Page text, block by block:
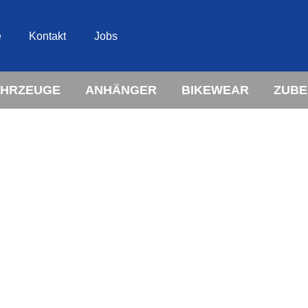
Kontakt Jobs
ANHÄNGER BIKEWEAR